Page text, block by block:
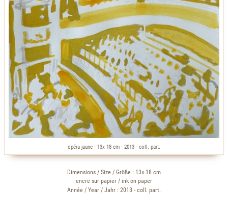
opéra jaune - 13x 18 cm - 2013 - coll. part.
Dimensions / Size / Größe : 13x 18 cm
encre sur papier / ink on paper
Année / Year / Jahr : 2013 - coll. part.